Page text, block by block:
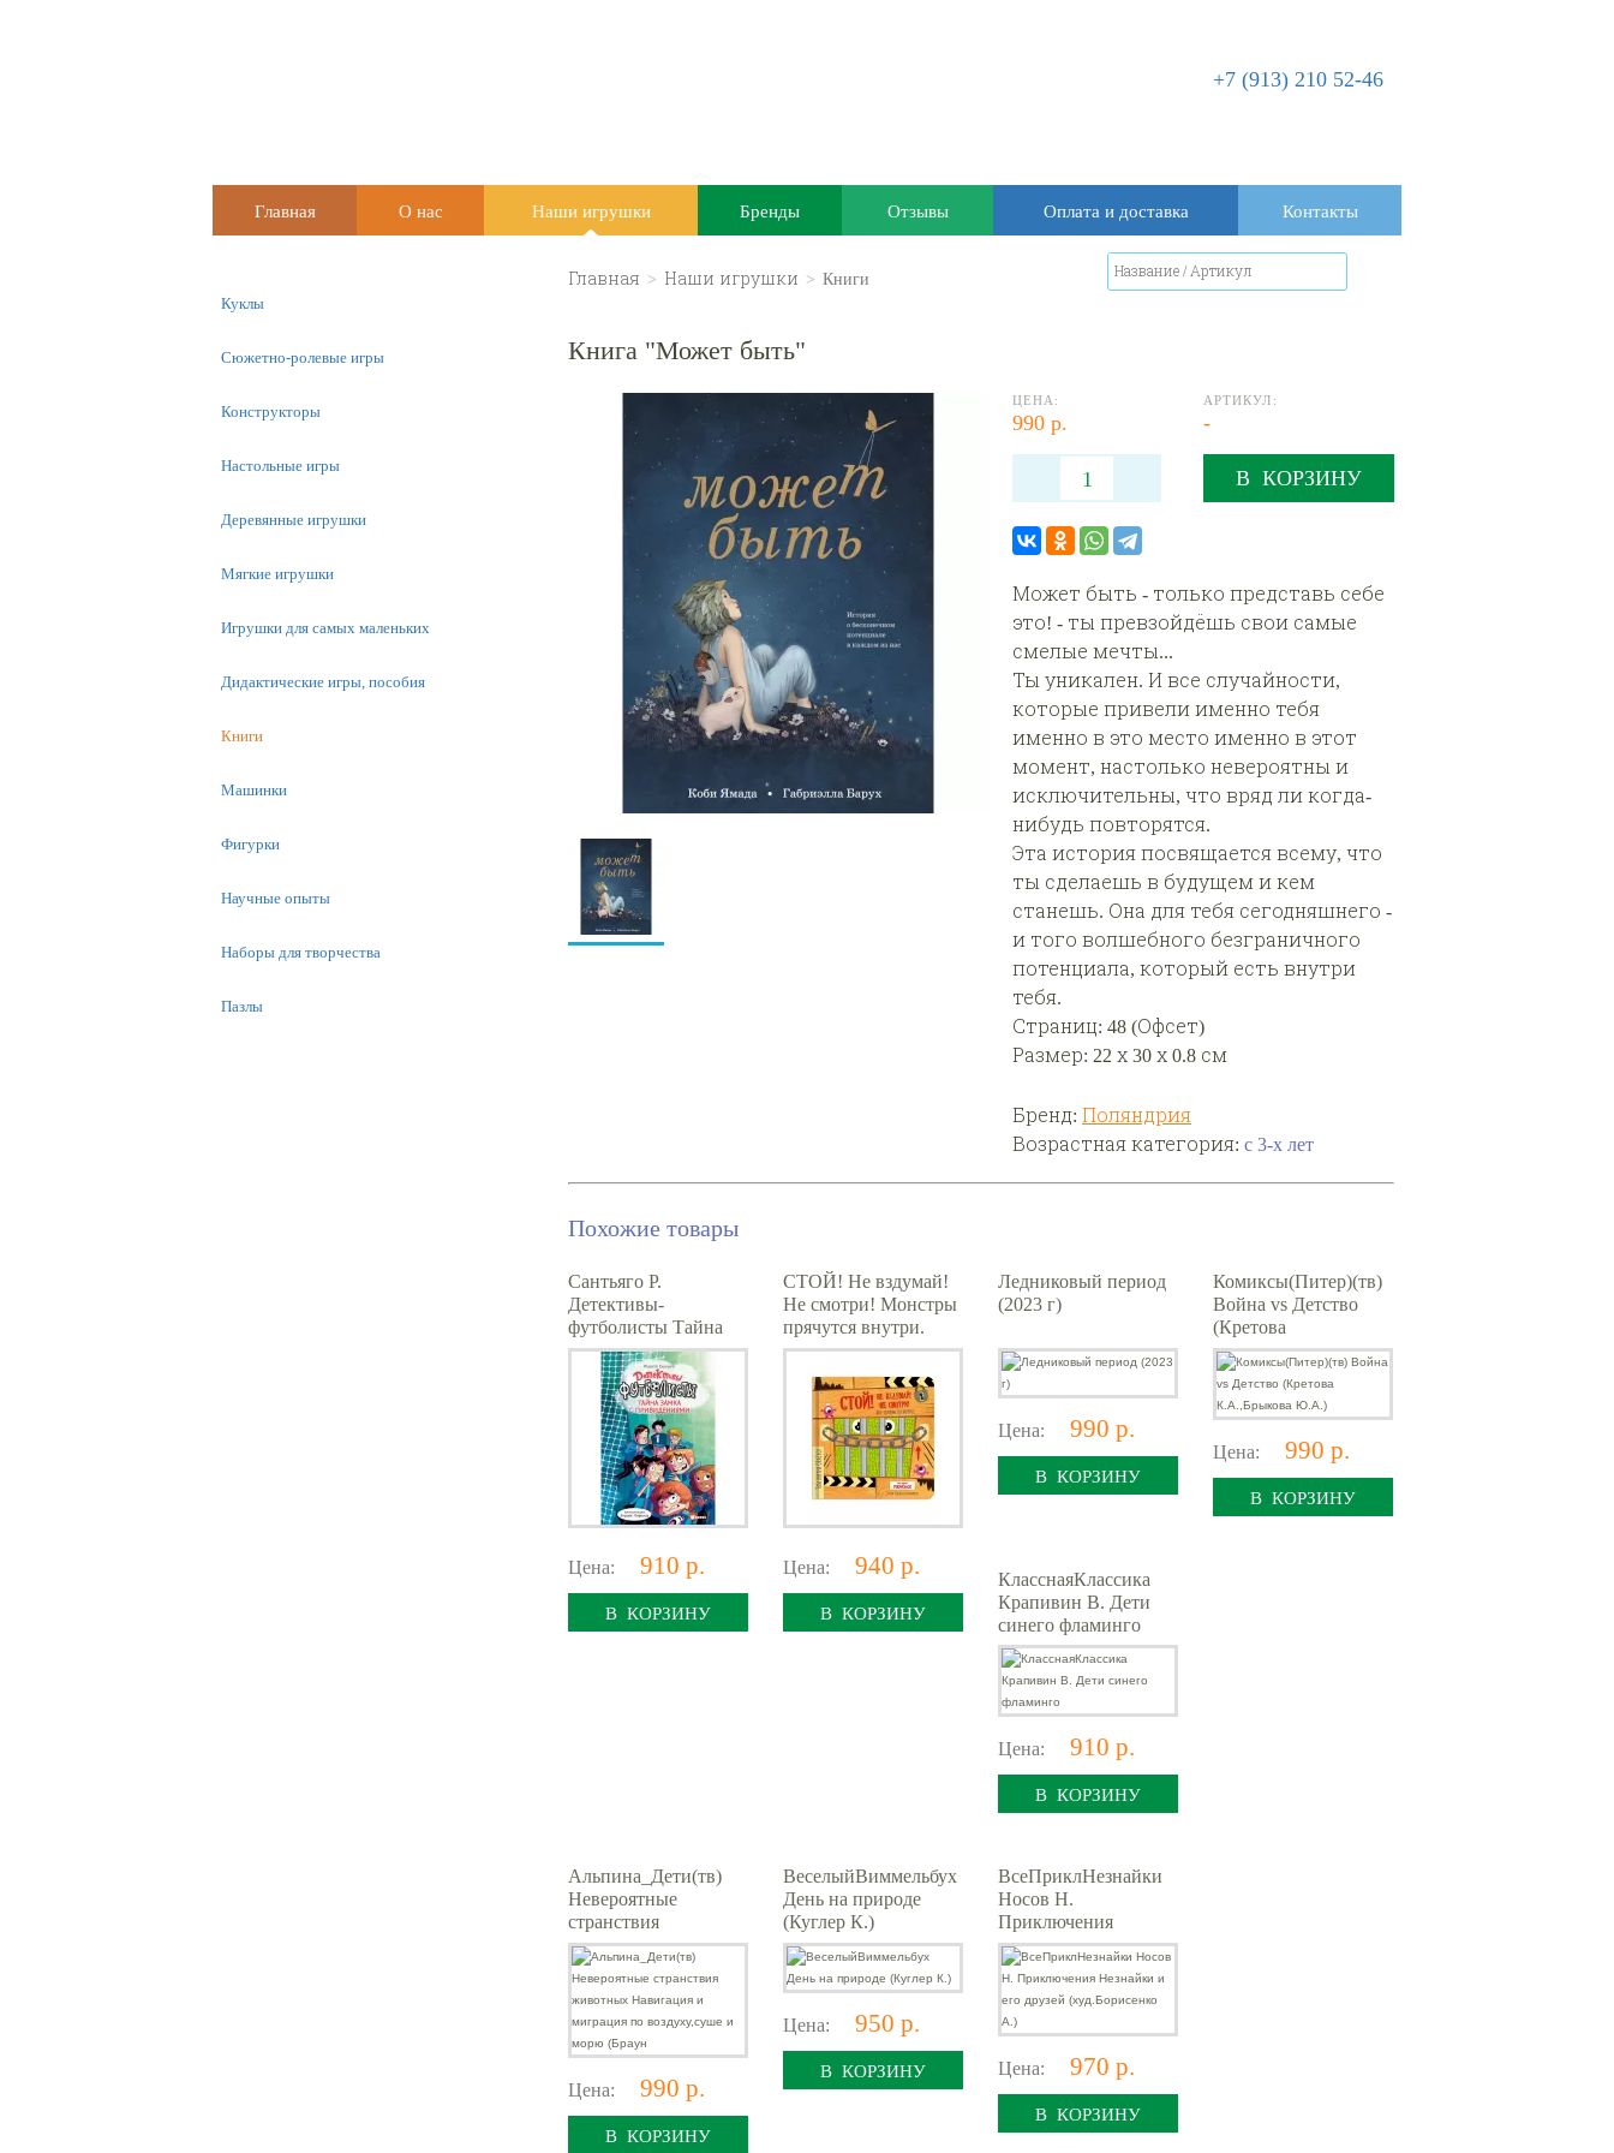
+7 (913) 210 52-46
Главная О нас Наши игрушки Бренды Отзывы Оплата и доставка Контакты
Главная > Наши игрушки > Книги
Книга "Может быть"
ЦЕНА:
990 р.
АРТИКУЛ:
-
В КОРЗИНУ
Может быть - только представь себе
это! - ты превзойдёшь свои самые
смелые мечты...
Ты уникален. И все случайности,
которые привели именно тебя
именно в это место именно в этот
момент, настолько невероятны и
исключительны, что вряд ли когда-
нибудь повторятся.
Эта история посвящается всему, что
ты сделаешь в будущем и кем
станешь. Она для тебя сегодняшнего -
и того волшебного безграничного
потенциала, который есть внутри
тебя.
Страниц: 48 (Офсет)
Размер: 22 х 30 х 0.8 см
Бренд: Поляндрия
Возрастная категория: с 3-х лет
Похожие товары
Сантьяго Р.
Детективы-
футболисты Тайна
замка с
привидениями
Цена: 910 р.
В КОРЗИНУ
СТОЙ! Не вздумай!
Не смотри! Монстры
прячутся внутри.
Тактильная книга с
окошками
Цена: 940 р.
В КОРЗИНУ
Ледниковый период
(2023 г)
Цена: 990 р.
В КОРЗИНУ
Комиксы(Питер)(тв)
Война vs Детство
(Кретова
К.А.,Брыкова Ю.А.)
Цена: 990 р.
В КОРЗИНУ
КласснаяКлассика
Крапивин В. Дети
синего фламинго
Цена: 910 р.
В КОРЗИНУ
Альпина_Дети(тв)
Невероятные
странствия
животных Навигация
и миграция по
воздуху,суше и морю
(Браун
Цена: 990 р.
В КОРЗИНУ
ВеселыйВиммельбух
День на природе
(Куглер К.)
Цена: 950 р.
В КОРЗИНУ
ВсеПриклНезнайки
Носов Н.
Приключения
Незнайки и его
друзей
(худ.Борисенко А.)
Цена: 970 р.
В КОРЗИНУ
Куклы
Сюжетно-ролевые игры
Конструкторы
Настольные игры
Деревянные игрушки
Мягкие игрушки
Игрушки для самых маленьких
Дидактические игры, пособия
Книги
Машинки
Фигурки
Научные опыты
Наборы для творчества
Пазлы